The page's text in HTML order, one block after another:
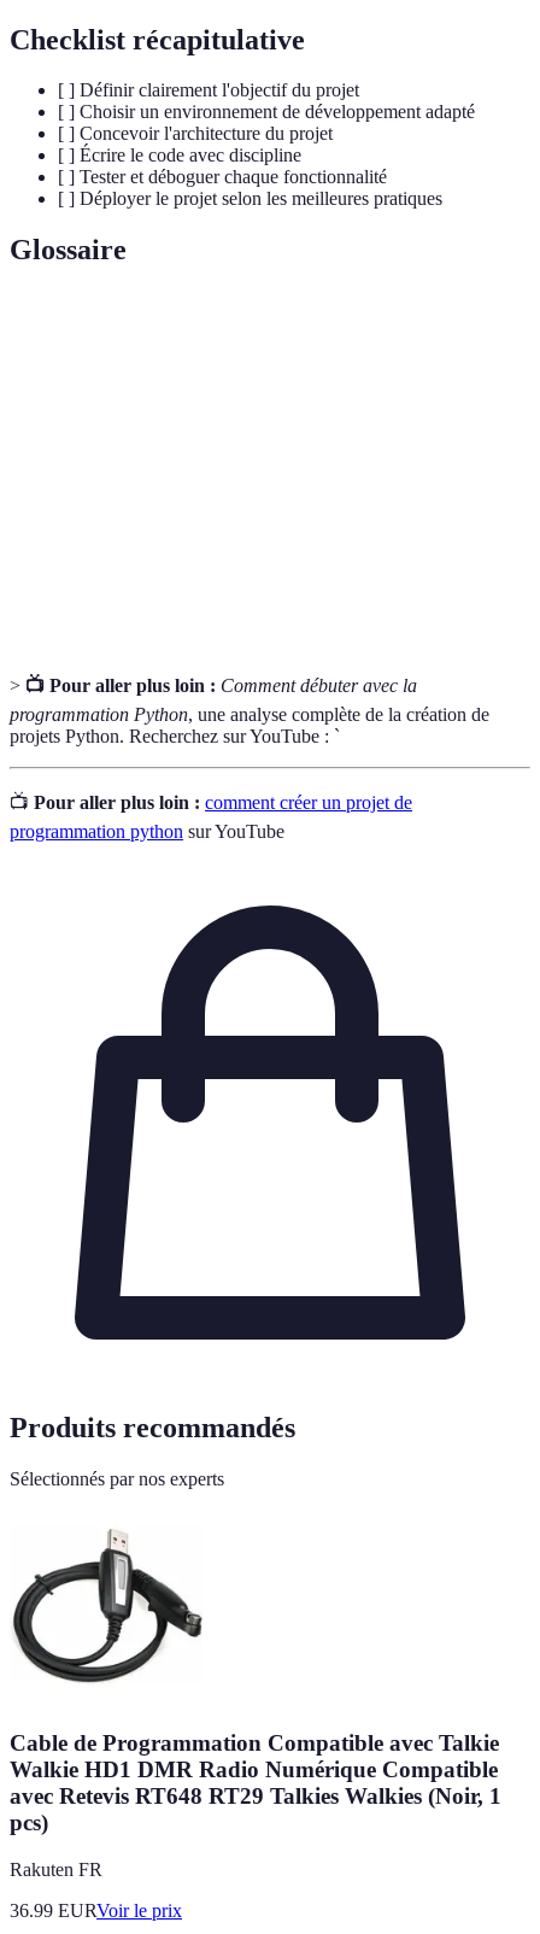
Checklist récapitulative
[ ] Définir clairement l'objectif du projet
[ ] Choisir un environnement de développement adapté
[ ] Concevoir l'architecture du projet
[ ] Écrire le code avec discipline
[ ] Tester et déboguer chaque fonctionnalité
[ ] Déployer le projet selon les meilleures pratiques
Glossaire
> 📺 Pour aller plus loin : Comment débuter avec la
programmation Python, une analyse complète de la création de
projets Python. Recherchez sur YouTube : `
📺 Pour aller plus loin : comment créer un projet de
programmation python sur YouTube
Produits recommandés
Sélectionnés par nos experts
Cable de Programmation Compatible avec Talkie
Walkie HD1 DMR Radio Numérique Compatible
avec Retevis RT648 RT29 Talkies Walkies (Noir, 1
pcs)
Rakuten FR
36.99 EURVoir le prix